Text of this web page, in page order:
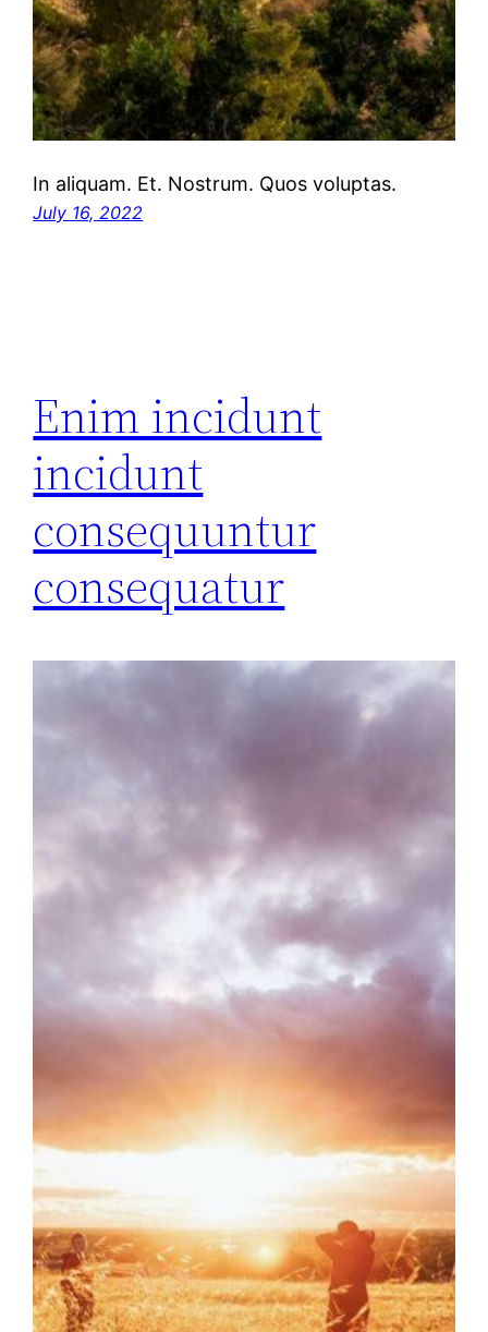
In aliquam. Et. Nostrum. Quos voluptas.
July 16, 2022
Enim incidunt
incidunt
consequuntur
consequatur